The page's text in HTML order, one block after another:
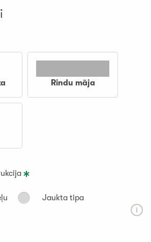
Rindu māja
Jaukta tipa